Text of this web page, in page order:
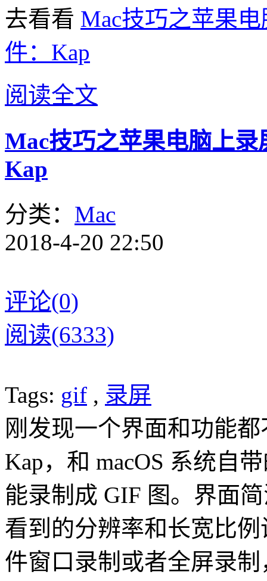
去看看 Mac技巧之苹果
件：Kap
阅读全文
Mac技巧之苹果电脑上
Kap
分类： Mac
2018-4-20 22:50
评论(0)
阅读(6333)
Tags: gif , 录屏
刚发现一个界面和功能
Kap，和 macOS 系统自
能录制成 GIF 图。界面
看到的分辨率和长宽比
件窗口录制或者全屏录